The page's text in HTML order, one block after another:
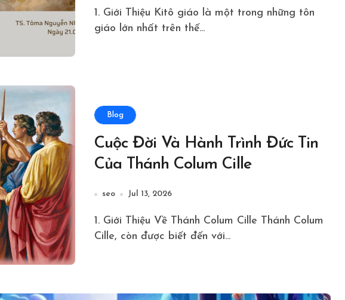
1. Giới Thiệu Kitô giáo là một trong những tôn
giáo lớn nhất trên thế...
Blog
Cuộc Đời Và Hành Trình Đức Tin
Của Thánh Colum Cille
seo Jul 13, 2026
1. Giới Thiệu Về Thánh Colum Cille Thánh Colum
Cille, còn được biết đến với...